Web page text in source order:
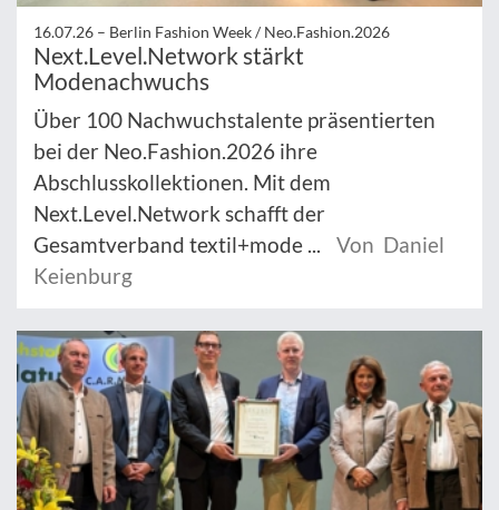
16.07.26 – Berlin Fashion Week / Neo.Fashion.2026
Next.Level.Network stärkt
Modenachwuchs
Über 100 Nachwuchstalente präsentierten
bei der Neo.Fashion.2026 ihre
Abschlusskollektionen. Mit dem
Next.Level.Network schafft der
Gesamtverband textil+mode ...
Von Daniel
Keienburg